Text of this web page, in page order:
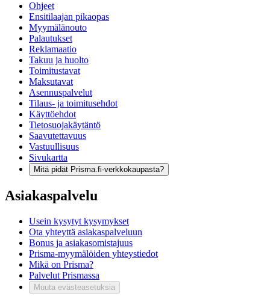
Ohjeet
Ensitilaajan pikaopas
Myymälänouto
Palautukset
Reklamaatio
Takuu ja huolto
Toimitustavat
Maksutavat
Asennuspalvelut
Tilaus- ja toimitusehdot
Käyttöehdot
Tietosuojakäytäntö
Saavutettavuus
Vastuullisuus
Sivukartta
Mitä pidät Prisma.fi-verkkokaupasta?
Asiakaspalvelu
Usein kysytyt kysymykset
Ota yhteyttä asiakaspalveluun
Bonus ja asiakasomistajuus
Prisma-myymälöiden yhteystiedot
Mikä on Prisma?
Palvelut Prismassa
Muuta evästeasetuksia